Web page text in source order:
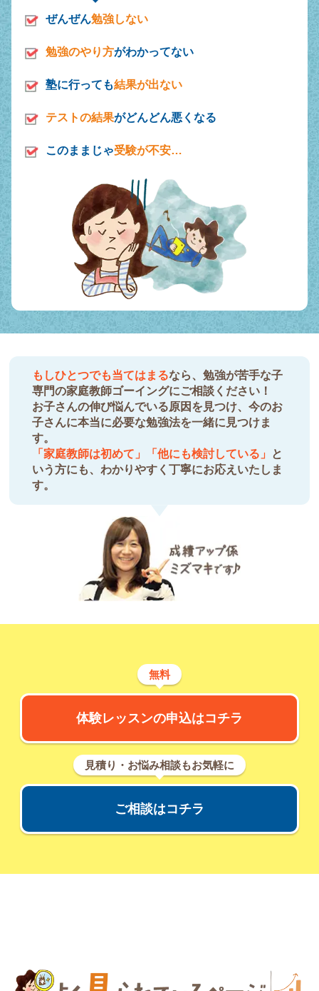
ぜんぜん勉強しない
勉強のやり方がわかってない
塾に行っても結果が出ない
テストの結果がどんどん悪くなる
このままじゃ受験が不安…
もしひとつでも当てはまるなら、勉強が苦手な子
専門の家庭教師ゴーイングにご相談ください！
お子さんの伸び悩んでいる原因を見つけ、今のお
子さんに本当に必要な勉強法を一緒に見つけま
す。
「家庭教師は初めて」「他にも検討している」 と
いう方にも、わかりやすく丁寧にお応えいたしま
す。
無料
体験レッスンの申込はコチラ
見積り・お悩み相談もお気軽に
ご相談はコチラ